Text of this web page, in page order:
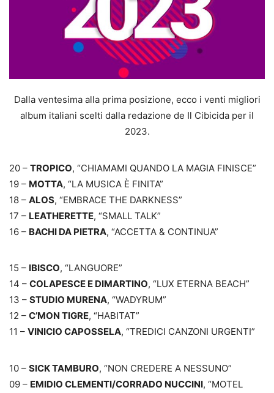
Dalla ventesima alla prima posizione, ecco i venti migliori
album italiani scelti dalla redazione de Il Cibicida per il
2023.
20 – TROPICO, “CHIAMAMI QUANDO LA MAGIA FINISCE”
19 – MOTTA, “LA MUSICA È FINITA”
18 – ALOS, “EMBRACE THE DARKNESS”
17 – LEATHERETTE, “SMALL TALK”
16 – BACHI DA PIETRA, “ACCETTA & CONTINUA”
15 – IBISCO, “LANGUORE”
14 – COLAPESCE E DIMARTINO, “LUX ETERNA BEACH”
13 – STUDIO MURENA, “WADYRUM”
12 – C’MON TIGRE, “HABITAT”
11 – VINICIO CAPOSSELA, “TREDICI CANZONI URGENTI”
10 – SICK TAMBURO, “NON CREDERE A NESSUNO”
09 – EMIDIO CLEMENTI/CORRADO NUCCINI, “MOTEL